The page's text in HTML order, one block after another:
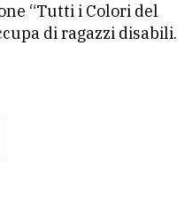
“Tutti i Colori del
di ragazzi disabili.